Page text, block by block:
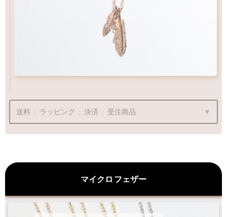
送料 ラッピング 決済 受注商品
ラッピングも承っております
1商品
マイクロ フェザー